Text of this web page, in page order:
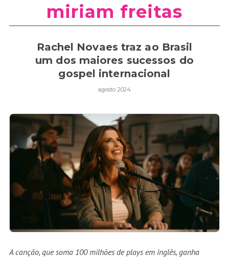
miriam freitas
Rachel Novaes traz ao Brasil
um dos maiores sucessos do
gospel internacional
agosto 2024
A canção, que soma 100 milhões de plays em inglês, ganha